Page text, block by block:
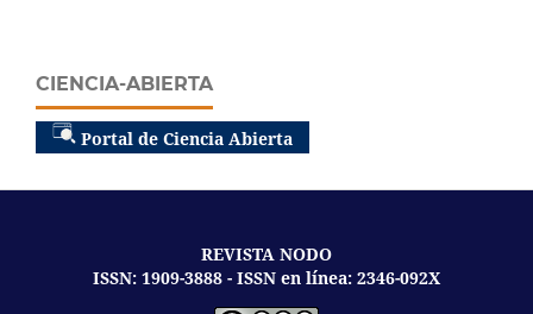
CIENCIA-ABIERTA
Portal de Ciencia Abierta
REVISTA NODO
ISSN: 1909-3888 - ISSN en línea: 2346-092X